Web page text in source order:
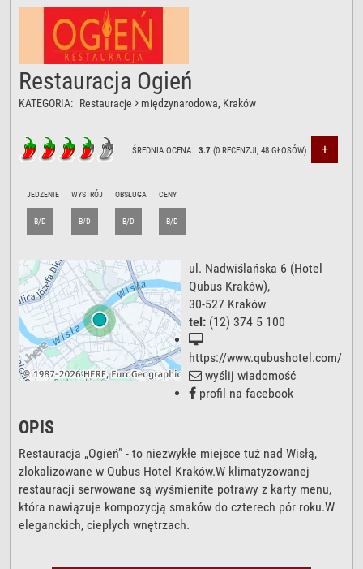
Restauracja Ogień
KATEGORIA: Restauracje międzynarodowa, Kraków
ŚREDNIA OCENA:3.7 (0 RECENZJI,48 GŁOSÓW) +
JEDZENIE
B/D
WYSTRÓJ
B/D
OBSŁUGA
B/D
CENY
B/D
ul. Nadwiślańska 6 (Hotel
Qubus Kraków),
30-527 Kraków
tel: (12) 374 5 100
https://www.qubushotel.com/
wyślij wiadomość
profil na facebook
OPIS
Restauracja „Ogień” - to niezwykłe miejsce tuż nad Wisłą,
zlokalizowane w Qubus Hotel Kraków.W klimatyzowanej
restauracji serwowane są wyśmienite potrawy z karty menu,
która nawiązuje kompozycją smaków do czterech pór roku.W
eleganckich, ciepłych wnętrzach.